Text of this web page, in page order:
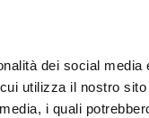
dei social media
utilizza il nostro sito
i quali